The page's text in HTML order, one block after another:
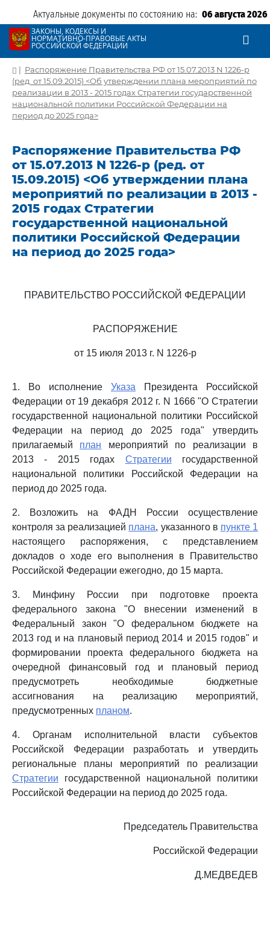
Актуальные документы по состоянию на: 06 августа 2026
ЗАКОНЫ, КОДЕКСЫ И
НОРМАТИВНО-ПРАВОВЫЕ АКТЫ
РОССИЙСКОЙ ФЕДЕРАЦИИ
| Распоряжение Правительства РФ от 15.07.2013 N 1226-р
(ред. от 15.09.2015) <Об утверждении плана мероприятий по
реализации в 2013 - 2015 годах Стратегии государственной
национальной политики Российской Федерации на
период до 2025 года>
Распоряжение Правительства РФ
от 15.07.2013 N 1226-р (ред. от
15.09.2015) <Об утверждении плана
мероприятий по реализации в 2013 -
2015 годах Стратегии
государственной национальной
политики Российской Федерации
на период до 2025 года>
ПРАВИТЕЛЬСТВО РОССИЙСКОЙ ФЕДЕРАЦИИ
РАСПОРЯЖЕНИЕ
от 15 июля 2013 г. N 1226-р
1. Во исполнение Указа Президента Российской
Федерации от 19 декабря 2012 г. N 1666 "О Стратегии
государственной национальной политики Российской
Федерации на период до 2025 года" утвердить
прилагаемый план мероприятий по реализации в
2013 - 2015 годах Стратегии государственной
национальной политики Российской Федерации на
период до 2025 года.
2. Возложить на ФАДН России осуществление
контроля за реализацией плана, указанного в пункте 1
настоящего распоряжения, с представлением
докладов о ходе его выполнения в Правительство
Российской Федерации ежегодно, до 15 марта.
3. Минфину России при подготовке проекта
федерального закона "О внесении изменений в
Федеральный закон "О федеральном бюджете на
2013 год и на плановый период 2014 и 2015 годов" и
формировании проекта федерального бюджета на
очередной финансовый год и плановый период
предусмотреть необходимые бюджетные
ассигнования на реализацию мероприятий,
предусмотренных планом.
4. Органам исполнительной власти субъектов
Российской Федерации разработать и утвердить
региональные планы мероприятий по реализации
Стратегии государственной национальной политики
Российской Федерации на период до 2025 года.
Председатель Правительства
Российской Федерации
Д.МЕДВЕДЕВ